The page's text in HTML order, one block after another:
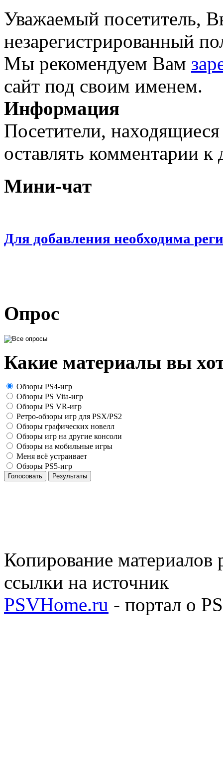
Уважаемый посетитель,
незарегистрированный
Мы рекомендуем Вам
сайт под своим именем.
Информация
Посетители,
оставлять комментарии
Мини-чат
Для добавления необходима
Опрос
Какие материалы вы
Обзоры PS4-игр
Обзоры PS Vita-игр
Обзоры PS VR-игр
Ретро-обзоры игр для PSX/PS2
Обзоры графических новелл
Обзоры игр на другие консоли
Обзоры на мобильные игры
Меня всё устраивает
Обзоры PS5-игр
Голосовать Результаты
Копирование материалов
ссылки на источник
PSVHome.ru - портал о